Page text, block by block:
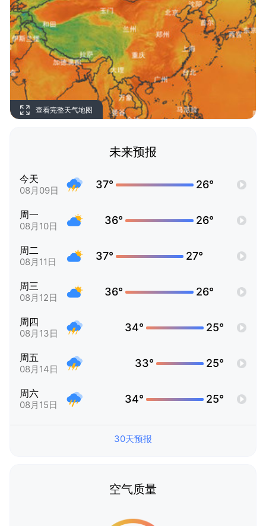
查看完整天气地图
未来预报
今天
08月09日 37° 26°
周一
08月10日 36° 26°
周二
08月11日 37° 27°
周三
08月12日 36° 26°
周四
08月13日 34° 25°
周五
08月14日 33° 25°
周六
08月15日 34° 25°
30天预报
空气质量